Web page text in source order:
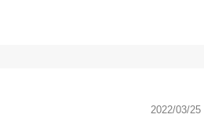
2022/03/25